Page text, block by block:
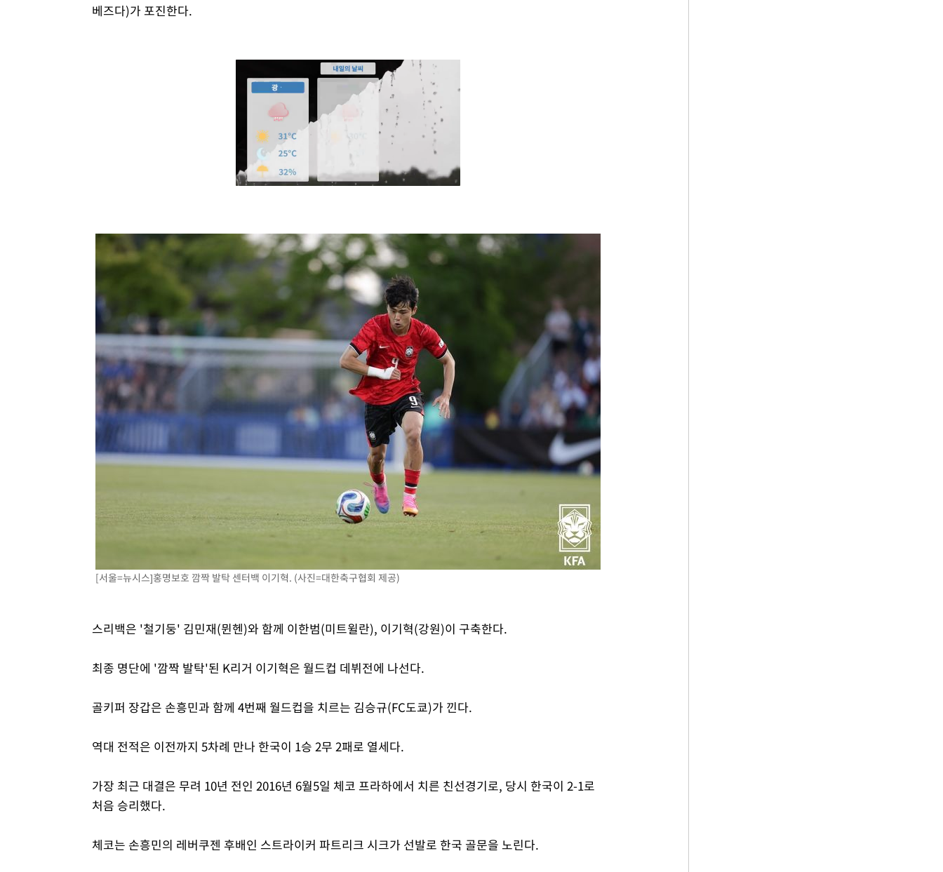
베즈다)가 포진한다.
Mute
[서울=뉴시스]홍명보호 깜짝 발탁 센터백 이기혁. (사진=대한축구협회 제공)
스리백은 '철기둥' 김민재(뮌헨)와 함께 이한범(미트윌란), 이기혁(강원)이 구축한다.
최종 명단에 '깜짝 발탁'된 K리거 이기혁은 월드컵 데뷔전에 나선다.
골키퍼 장갑은 손흥민과 함께 4번째 월드컵을 치르는 김승규(FC도쿄)가 낀다.
역대 전적은 이전까지 5차례 만나 한국이 1승 2무 2패로 열세다.
가장 최근 대결은 무려 10년 전인 2016년 6월5일 체코 프라하에서 치른 친선경기로, 당시 한국이 2-1로
처음 승리했다.
체코는 손흥민의 레버쿠젠 후배인 스트라이커 파트리크 시크가 선발로 한국 골문을 노린다.